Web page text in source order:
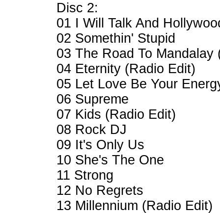
Disc 2:
01 I Will Talk And
02 Somethin' Stupid
03 The Road To Mandalay
04 Eternity (Radio Edit)
05 Let Love Be Your
06 Supreme
07 Kids (Radio Edit)
08 Rock DJ
09 It's Only Us
10 She's The One
11 Strong
12 No Regrets
13 Millennium (Radio Edit)